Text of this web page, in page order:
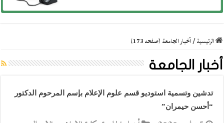
الرئيسية/أخبار الجامعة (صفحه 173)
أخبار الجامعة
تدشين وتسمية استوديو قسم علوم الإعلام بإسم المرحوم الدكتور
“أحسن حيمران”